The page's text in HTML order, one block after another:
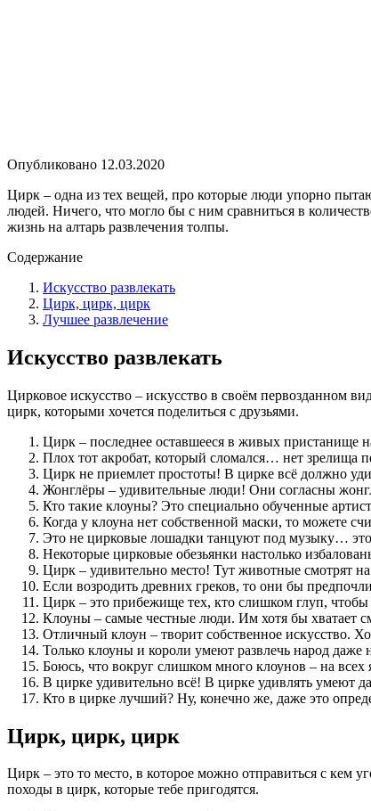
Опубликовано 12.03.2020
Цирк – одна из тех вещей, про которые люди упорно
людей. Ничего, что могло бы с ним сравниться в
жизнь на алтарь развлечения толпы.
Содержание
Искусство развлекать
Цирк, цирк, цирк
Лучшее развлечение
Искусство развлекать
Цирковое искусство – искусство в своём первозданном
цирк, которыми хочется поделиться с друзьями.
Цирк – последнее оставшееся в живых пристанище
Плох тот акробат, который сломался… нет зрелища
Цирк не приемлет простоты! В цирке всё должно
Жонглёры – удивительные люди! Они согласны
Кто такие клоуны? Это специально обученные
Когда у клоуна нет собственной маски, то можете
Это не цирковые лошадки танцуют под музыку…
Некоторые цирковые обезьянки настолько
Цирк – удивительно место! Тут животные смотрят
Если возродить древних греков, то они бы
Цирк – это прибежище тех, кто слишком глуп,
Клоуны – самые честные люди. Им хотя бы хватает
Отличный клоун – творит собственное искусство.
Только клоуны и короли умеют развлечь народ даже
Боюсь, что вокруг слишком много клоунов – на
В цирке удивительно всё! В цирке удивлять умеют
Кто в цирке лучший? Ну, конечно же, даже это
Цирк, цирк, цирк
Цирк – это то место, в которое можно отправиться с
походы в цирк, которые тебе пригодятся.